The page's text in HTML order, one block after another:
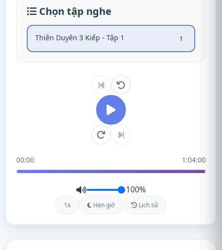
Chọn tập nghe
Thiên Duyên 3 Kiếp - Tập 1 1
00:00 1:04:00
100%
1x Hẹn giờ Lịch sử